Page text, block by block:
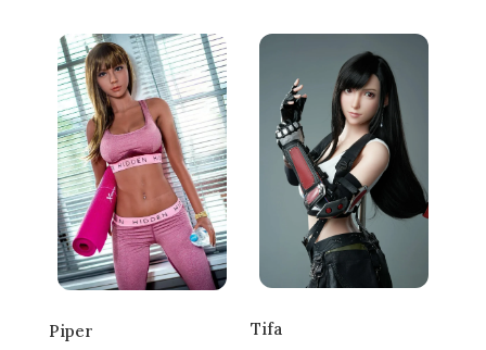
desde
1.888,36€
hasta
2.918,85€
Piper Tifa